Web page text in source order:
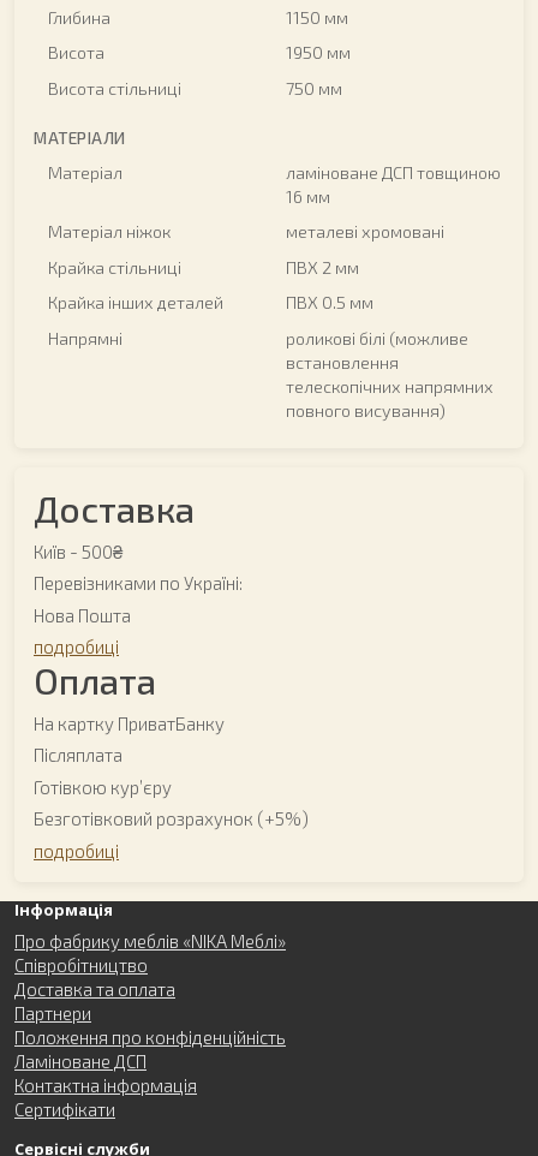
Глибина
1150 мм
Висота
1950 мм
Висота стільниці
750 мм
МАТЕРІАЛИ
Матеріал
ламіноване ДСП товщиною
16 мм
Матеріал ніжок
металеві хромовані
Крайка стільниці
ПВХ 2 мм
Крайка інших деталей
ПВХ 0.5 мм
Напрямні
роликові білі (можливе
встановлення
телескопічних напрямних
повного висування)
Доставка
Київ - 500₴
Перевізниками по Україні:
Нова Пошта
подробиці
Оплата
На картку ПриватБанку
Післяплата
Готівкою курʼєру
Безготівковий розрахунок (+5%)
подробиці
Інформація
Про фабрику меблів «NIKA Меблі»
Співробітництво
Доставка та оплата
Партнери
Положення про конфіденційність
Ламіноване ДСП
Контактна інформація
Сертифікати
Сервісні служби